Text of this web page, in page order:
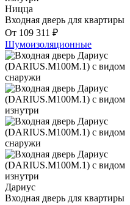
Ницца
Входная дверь для квартиры
От 109 311 ₽
Шумоизоляционные
Дариус
Входная дверь для квартиры